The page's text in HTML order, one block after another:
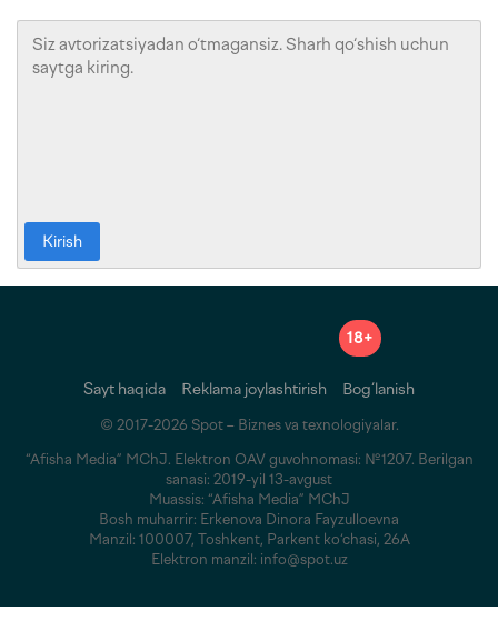
Kirish
18+
Sayt haqida Reklama joylashtirish Bog‘lanish
© 2017-2026 Spot – Biznes va texnologiyalar.
“Afisha Media” MChJ. Elektron OAV guvohnomasi: №1207. Berilgan
sanasi: 2019-yil 13-avgust
Muassis: “Afisha Media” MChJ
Bosh muharrir: Erkenova Dinora Fayzulloevna
Manzil: 100007, Toshkent, Parkent ko‘chasi, 26A
Elektron manzil: info@spot.uz